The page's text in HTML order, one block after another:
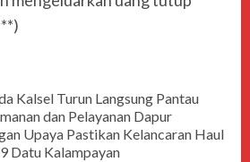
Kalsel Turun Langsung Pantau
dan Pelayanan Dapur
Upaya Pastikan Kelancaran Haul
Datu Kalampayan